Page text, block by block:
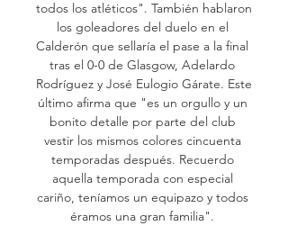
todos los atléticos". También hablaron
los goleadores del duelo en el
Calderón que sellaría el pase a la final
tras el 0-0 de Glasgow, Adelardo
Rodríguez y José Eulogio Gárate. Este
último afirma que "es un orgullo y un
bonito detalle por parte del club
vestir los mismos colores cincuenta
temporadas después. Recuerdo
aquella temporada con especial
cariño, teníamos un equipazo y todos
éramos una gran familia".